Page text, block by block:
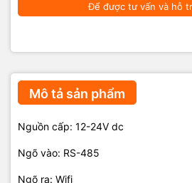
Để được tư vấn và hỗ
Mô tả sản phẩm
Nguồn cấp: 12-24V dc
Ngõ vào: RS-485
Ngõ ra: Wifi